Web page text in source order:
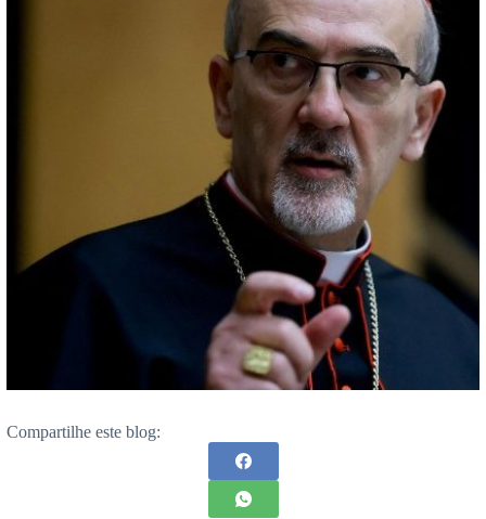
Compartilhe este blog: